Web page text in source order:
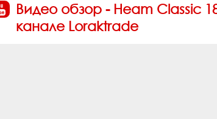
Видео обзор - Heam Classic
канале Loraktrade